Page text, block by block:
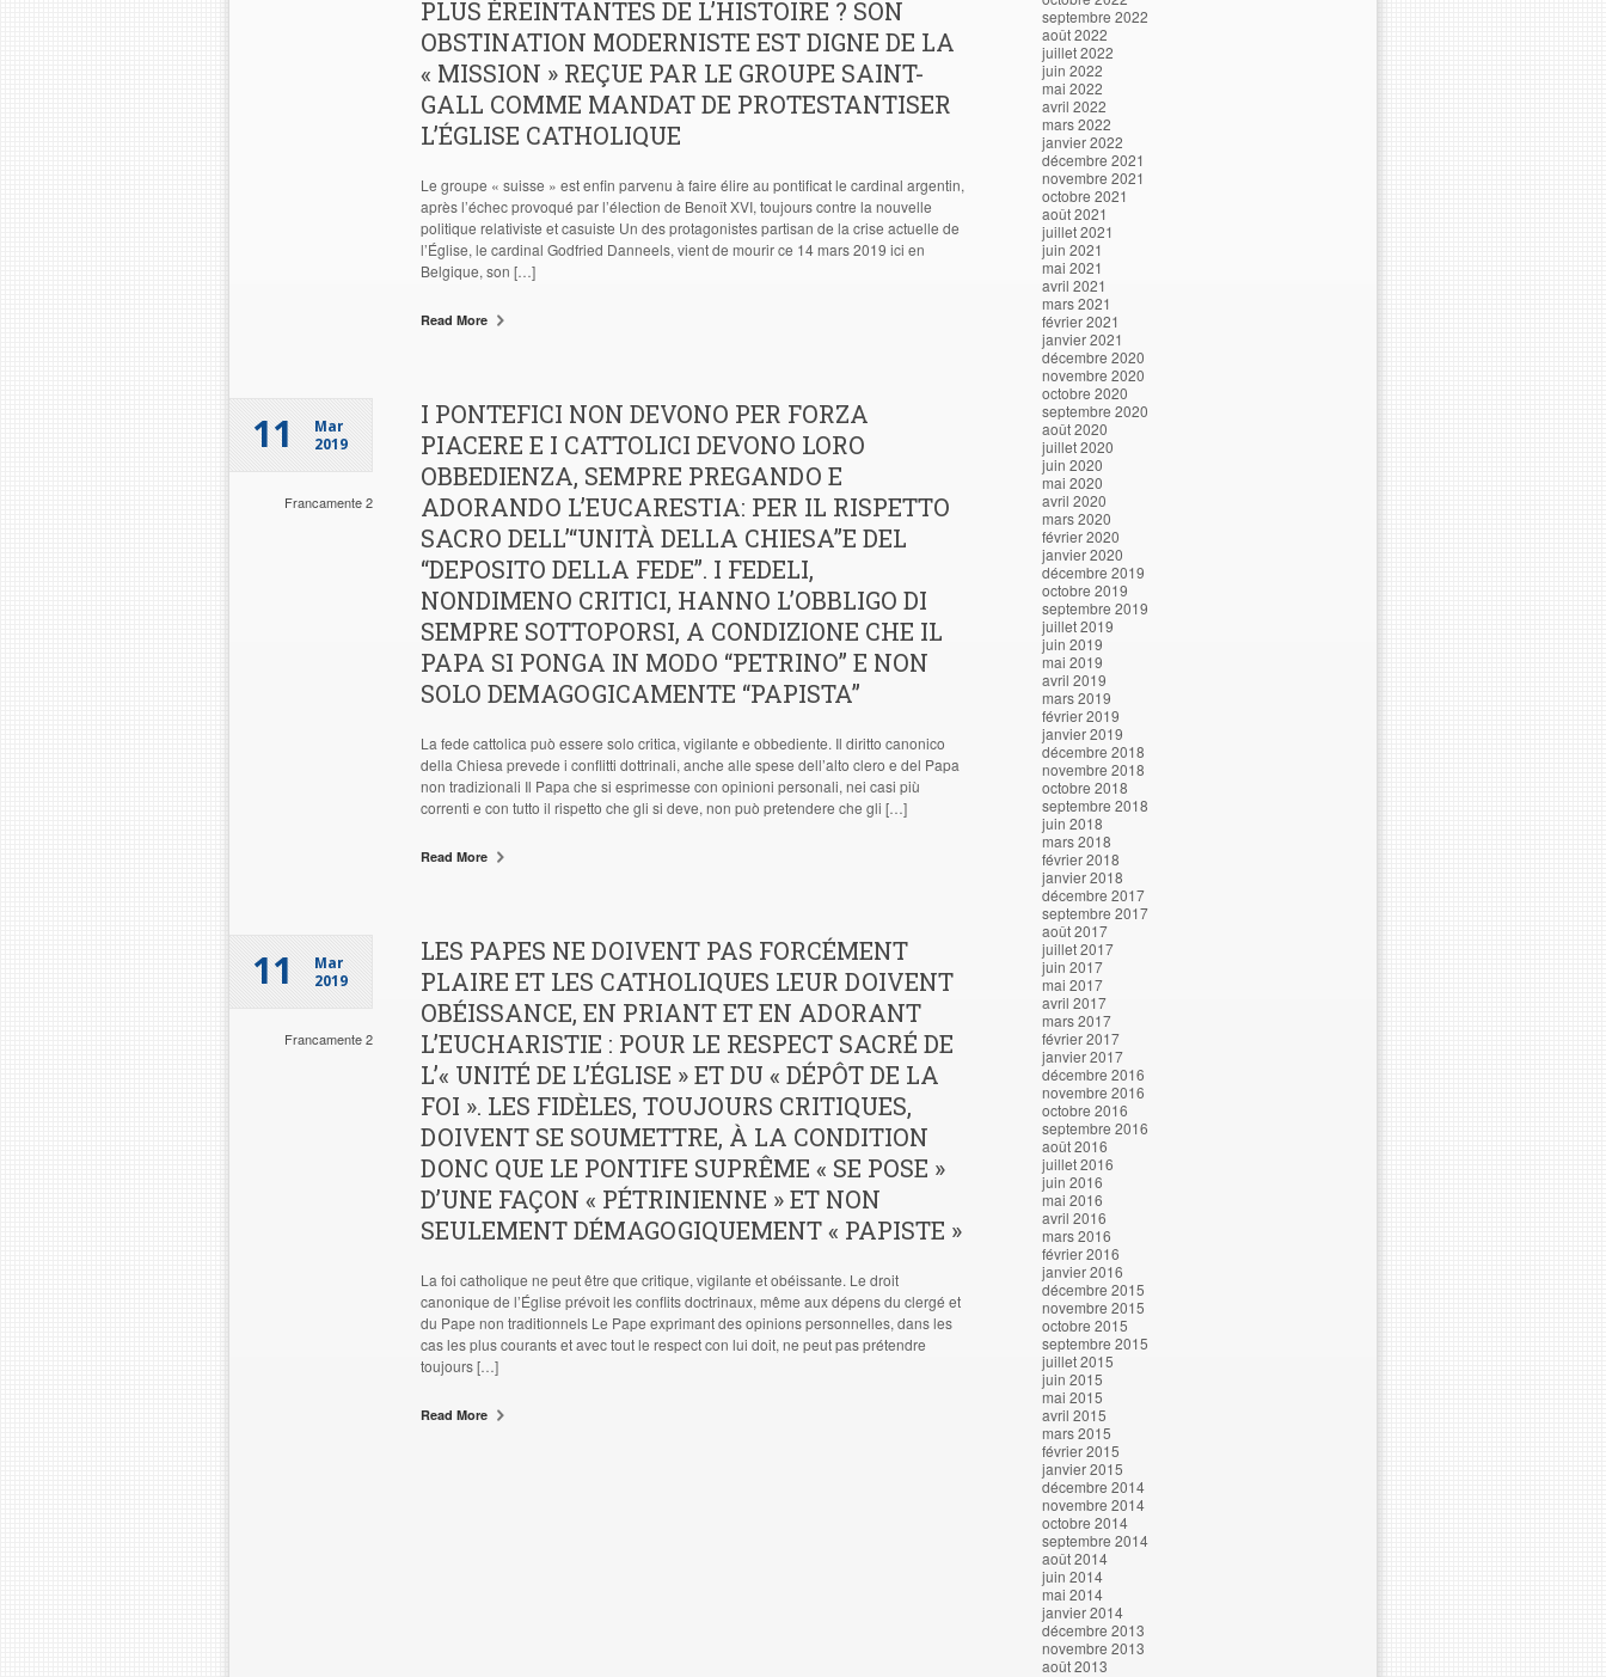
PLUS ÉREINTANTES DE L’HISTOIRE ? SON
OBSTINATION MODERNISTE EST DIGNE DE LA
« MISSION » REÇUE PAR LE GROUPE SAINT-
GALL COMME MANDAT DE PROTESTANTISER
L’ÉGLISE CATHOLIQUE
Le groupe « suisse » est enfin parvenu à faire élire au pontificat le cardinal argentin,
après l’échec provoqué par l’élection de Benoît XVI, toujours contre la nouvelle
politique relativiste et casuiste Un des protagonistes partisan de la crise actuelle de
l’Église, le cardinal Godfried Danneels, vient de mourir ce 14 mars 2019 ici en
Belgique, son […]
Read More
11
Mar
2019
Francamente 2
I PONTEFICI NON DEVONO PER FORZA
PIACERE E I CATTOLICI DEVONO LORO
OBBEDIENZA, SEMPRE PREGANDO E
ADORANDO L’EUCARESTIA: PER IL RISPETTO
SACRO DELL’“UNITÀ DELLA CHIESA”E DEL
“DEPOSITO DELLA FEDE”. I FEDELI,
NONDIMENO CRITICI, HANNO L’OBBLIGO DI
SEMPRE SOTTOPORSI, A CONDIZIONE CHE IL
PAPA SI PONGA IN MODO “PETRINO” E NON
SOLO DEMAGOGICAMENTE “PAPISTA”
La fede cattolica può essere solo critica, vigilante e obbediente. Il diritto canonico
della Chiesa prevede i conflitti dottrinali, anche alle spese dell’alto clero e del Papa
non tradizionali Il Papa che si esprimesse con opinioni personali, nei casi più
correnti e con tutto il rispetto che gli si deve, non può pretendere che gli […]
Read More
11
Mar
2019
Francamente 2
LES PAPES NE DOIVENT PAS FORCÉMENT
PLAIRE ET LES CATHOLIQUES LEUR DOIVENT
OBÉISSANCE, EN PRIANT ET EN ADORANT
L’EUCHARISTIE : POUR LE RESPECT SACRÉ DE
L’« UNITÉ DE L’ÉGLISE » ET DU « DÉPÔT DE LA
FOI ». LES FIDÈLES, TOUJOURS CRITIQUES,
DOIVENT SE SOUMETTRE, À LA CONDITION
DONC QUE LE PONTIFE SUPRÊME « SE POSE »
D’UNE FAÇON « PÉTRINIENNE » ET NON
SEULEMENT DÉMAGOGIQUEMENT « PAPISTE »
La foi catholique ne peut être que critique, vigilante et obéissante. Le droit
canonique de l’Église prévoit les conflits doctrinaux, même aux dépens du clergé et
du Pape non traditionnels Le Pape exprimant des opinions personnelles, dans les
cas les plus courants et avec tout le respect con lui doit, ne peut pas prétendre
toujours […]
Read More
septembre 2022
août 2022
juillet 2022
juin 2022
mai 2022
avril 2022
mars 2022
janvier 2022
décembre 2021
novembre 2021
octobre 2021
août 2021
juillet 2021
juin 2021
mai 2021
avril 2021
mars 2021
février 2021
janvier 2021
décembre 2020
novembre 2020
octobre 2020
septembre 2020
août 2020
juillet 2020
juin 2020
mai 2020
avril 2020
mars 2020
février 2020
janvier 2020
décembre 2019
octobre 2019
septembre 2019
juillet 2019
juin 2019
mai 2019
avril 2019
mars 2019
février 2019
janvier 2019
décembre 2018
novembre 2018
octobre 2018
septembre 2018
juin 2018
mars 2018
février 2018
janvier 2018
décembre 2017
septembre 2017
août 2017
juillet 2017
juin 2017
mai 2017
avril 2017
mars 2017
février 2017
janvier 2017
décembre 2016
novembre 2016
octobre 2016
septembre 2016
août 2016
juillet 2016
juin 2016
mai 2016
avril 2016
mars 2016
février 2016
janvier 2016
décembre 2015
novembre 2015
octobre 2015
septembre 2015
juillet 2015
juin 2015
mai 2015
avril 2015
mars 2015
février 2015
janvier 2015
décembre 2014
novembre 2014
octobre 2014
septembre 2014
août 2014
juin 2014
mai 2014
janvier 2014
décembre 2013
novembre 2013
août 2013